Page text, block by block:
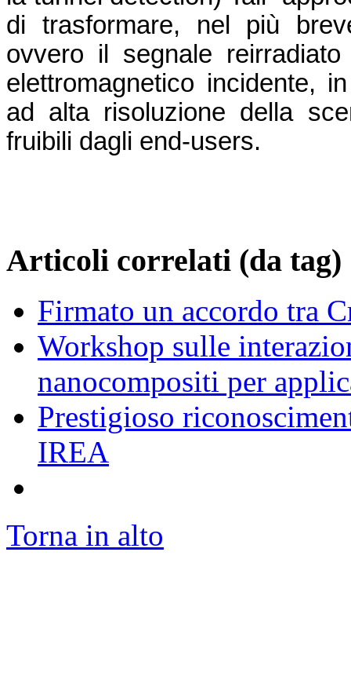
di trasformare, nel più
ovvero il segnale
elettromagnetico incidente,
ad alta risoluzione della
fruibili dagli end-users.
Articoli correlati (da tag)
Firmato un accordo tra
Workshop sulle
nanocompositi per
Prestigioso
IREA
Torna in alto